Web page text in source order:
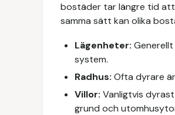
bostäder tar längre tid att
samma sätt kan olika
Lägenheter:
system.
Radhus: Ofta dyrare
Villor: Vanligtvis
grund och